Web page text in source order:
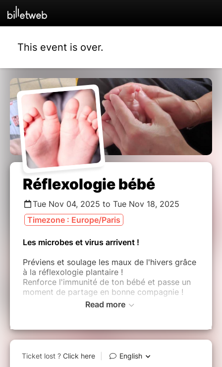
This event is over.
Réflexologie bébé
Tue Nov 04, 2025 to Tue Nov 18, 2025
Timezone : Europe/Paris
Les microbes et virus arrivent !
Préviens et soulage les maux de l'hivers grâce
à la réflexologie plantaire !
Renforce l'immunité de ton bébé et passe un
moment de partage en bonne compagnie !
C'est presque magique et tellement plaisant
pour bébé !
En petit groupe de 5-6 max pour une
Read more